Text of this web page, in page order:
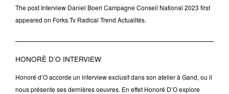
The post Interview Daniel Boeri Campagne Conseil National 2023 first
appeared on Forks.Tv Radical Trend Actualités.
HONORÈ D’O INTERVIEW
Honoré d’O accorde un interview exclusif dans son atelier à Gand, ou il
nous présente ses dernières oeuvres. En effet Honoré D’O explore